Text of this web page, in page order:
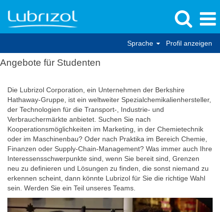
Sprache Profil anzeigen
Angebote für Studenten
Die Lubrizol Corporation, ein Unternehmen der Berkshire
Hathaway-Gruppe, ist ein weltweiter Spezialchemikalienhersteller,
der Technologien für die Transport-, Industrie- und
Verbrauchermärkte anbietet. Suchen Sie nach
Kooperationsmöglichkeiten im Marketing, in der Chemietechnik
oder im Maschinenbau? Oder nach Praktika im Bereich Chemie,
Finanzen oder Supply-Chain-Management? Was immer auch Ihre
Interessensschwerpunkte sind, wenn Sie bereit sind, Grenzen
neu zu definieren und Lösungen zu finden, die sonst niemand zu
erkennen scheint, dann könnte Lubrizol für Sie die richtige Wahl
sein. Werden Sie ein Teil unseres Teams.